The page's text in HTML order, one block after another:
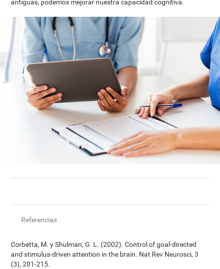
antiguas, podemos mejorar nuestra capacidad cognitiva.
Referencias
Corbetta, M. y Shulman, G. L. (2002). Control of goal-directed
and stimulus-driven attention in the brain. Nat Rev Neurosci, 3
(3), 201-215.